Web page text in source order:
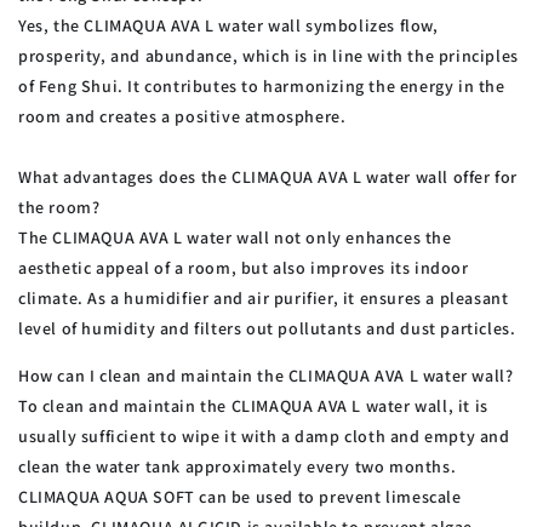
Yes, the CLIMAQUA AVA L water wall symbolizes flow,
prosperity, and abundance, which is in line with the principles
of Feng Shui. It contributes to harmonizing the energy in the
room and creates a positive atmosphere.
What advantages does the CLIMAQUA AVA L water wall offer for
the room?
The CLIMAQUA AVA L water wall not only enhances the
aesthetic appeal of a room, but also improves its indoor
climate. As a humidifier and air purifier, it ensures a pleasant
level of humidity and filters out pollutants and dust particles.
How can I clean and maintain the CLIMAQUA AVA L water wall?
To clean and maintain the CLIMAQUA AVA L water wall, it is
usually sufficient to wipe it with a damp cloth and empty and
clean the water tank approximately every two months.
CLIMAQUA AQUA SOFT can be used to prevent limescale